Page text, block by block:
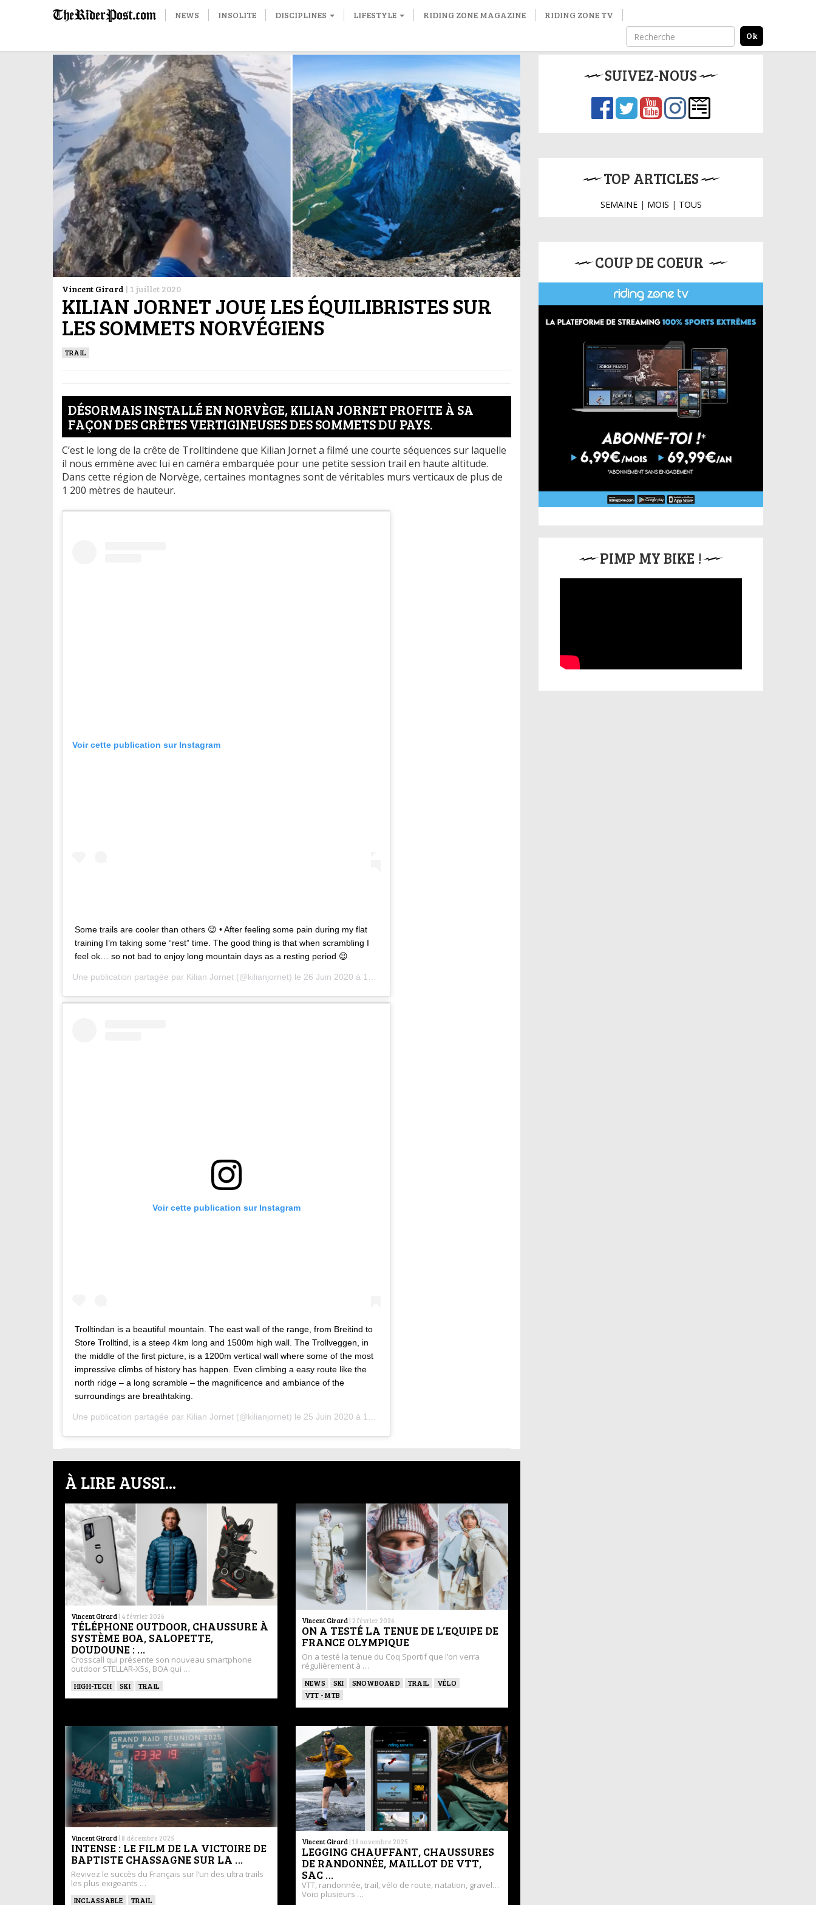
NEWS INSOLITE DISCIPLINES LIFESTYLE RIDING ZONE MAGAZINE RIDING ZONE TV
Vincent Girard | 1 juillet 2020
KILIAN JORNET JOUE LES ÉQUILIBRISTES SUR
LES SOMMETS NORVÉGIENS
TRAIL
DÉSORMAIS INSTALLÉ EN NORVÈGE, KILIAN JORNET PROFITE À SA
FAÇON DES CRÊTES VERTIGINEUSES DES SOMMETS DU PAYS.
C’est le long de la crête de Trolltindene que Kilian Jornet a filmé une courte séquences sur laquelle
il nous emmène avec lui en caméra embarquée pour une petite session trail en haute altitude.
Dans cette région de Norvège, certaines montagnes sont de véritables murs verticaux de plus de
1 200 mètres de hauteur.
Voir cette publication sur Instagram
Some trails are cooler than others 😉 • After feeling some pain during my flat
training I’m taking some “rest” time. The good thing is that when scrambling I
feel ok… so not bad to enjoy long mountain days as a resting period 😉
Une publication partagée par Kilian Jornet (@kilianjornet) le 26 Juin 2020 à 10 :51 PDT
Voir cette publication sur Instagram
Trolltindan is a beautiful mountain. The east wall of the range, from Breitind to
Store Trolltind, is a steep 4km long and 1500m high wall. The Trollveggen, in
the middle of the first picture, is a 1200m vertical wall where some of the most
impressive climbs of history has happen. Even climbing a easy route like the
north ridge – a long scramble – the magnificence and ambiance of the
surroundings are breathtaking.
Une publication partagée par Kilian Jornet (@kilianjornet) le 25 Juin 2020 à 10 :52 PDT
À LIRE AUSSI...
Vincent Girard | 4 février 2026
TÉLÉPHONE OUTDOOR, CHAUSSURE À
SYSTÈME BOA, SALOPETTE,
DOUDOUNE : …
Crosscall qui présente son nouveau smartphone
outdoor STELLAR-X5s, BOA qui …
HIGH-TECH SKI TRAIL
Vincent Girard | 2 février 2026
ON A TESTÉ LA TENUE DE L’EQUIPE DE
FRANCE OLYMPIQUE
On a testé la tenue du Coq Sportif que l’on verra
régulièrement à …
NEWS SKI SNOWBOARD TRAIL
VÉLO
VTT - MTB
Vincent Girard | 8 décembre 2025
INTENSE : LE FILM DE LA VICTOIRE DE
BAPTISTE CHASSAGNE SUR LA …
Revivez le succès du Français sur l’un des ultra trails
les plus exigeants …
INCLASSABLE TRAIL
Vincent Girard | 18 novembre 2025
LEGGING CHAUFFANT, CHAUSSURES
DE RANDONNÉE, MAILLOT DE VTT,
SAC …
VTT, randonnée, trail, vélo de route, natation, gravel…
Voici plusieurs …
SUIVEZ-NOUS
TOP ARTICLES
SEMAINE| MOIS | TOUS
COUP DE COEUR
PIMP MY BIKE !